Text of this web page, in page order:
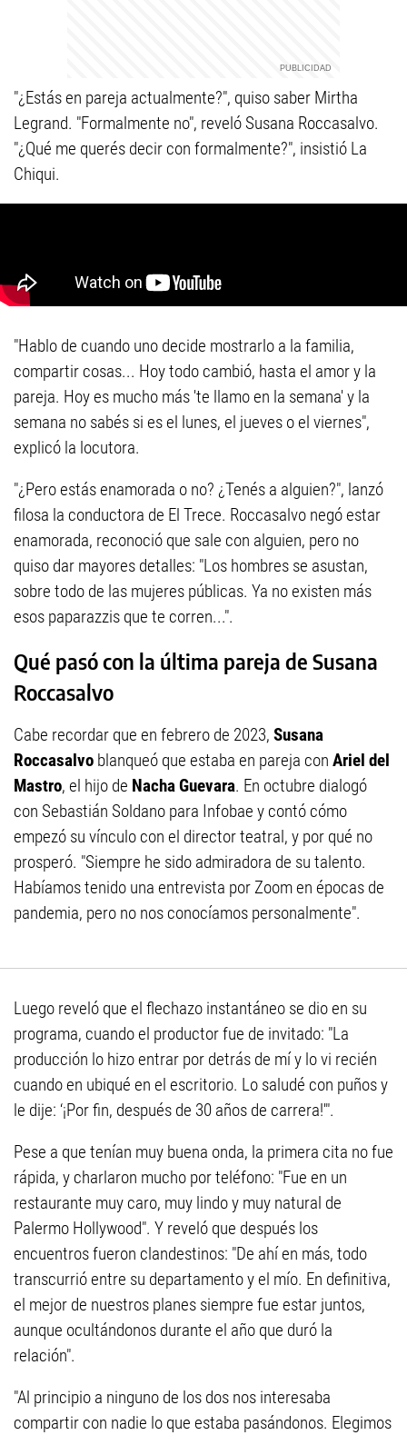
"¿Estás en pareja actualmente?", quiso saber Mirtha
Legrand. "Formalmente no", reveló Susana Roccasalvo.
"¿Qué me querés decir con formalmente?", insistió La
Chiqui.
"Hablo de cuando uno decide mostrarlo a la familia,
compartir cosas... Hoy todo cambió, hasta el amor y la
pareja. Hoy es mucho más 'te llamo en la semana' y la
semana no sabés si es el lunes, el jueves o el viernes",
explicó la locutora.
"¿Pero estás enamorada o no? ¿Tenés a alguien?", lanzó
filosa la conductora de El Trece. Roccasalvo negó estar
enamorada, reconoció que sale con alguien, pero no
quiso dar mayores detalles: "Los hombres se asustan,
sobre todo de las mujeres públicas. Ya no existen más
esos paparazzis que te corren...".
Qué pasó con la última pareja de Susana
Roccasalvo
Cabe recordar que en febrero de 2023, Susana
Roccasalvo blanqueó que estaba en pareja con Ariel del
Mastro, el hijo de Nacha Guevara. En octubre dialogó
con Sebastián Soldano para Infobae y contó cómo
empezó su vínculo con el director teatral, y por qué no
prosperó. "Siempre he sido admiradora de su talento.
Habíamos tenido una entrevista por Zoom en épocas de
pandemia, pero no nos conocíamos personalmente".
Luego reveló que el flechazo instantáneo se dio en su
programa, cuando el productor fue de invitado: "La
producción lo hizo entrar por detrás de mí y lo vi recién
cuando en ubiqué en el escritorio. Lo saludé con puños y
le dije: ‘¡Por fin, después de 30 años de carrera!'".
Pese a que tenían muy buena onda, la primera cita no fue
rápida, y charlaron mucho por teléfono: "Fue en un
restaurante muy caro, muy lindo y muy natural de
Palermo Hollywood". Y reveló que después los
encuentros fueron clandestinos: "De ahí en más, todo
transcurrió entre su departamento y el mío. En definitiva,
el mejor de nuestros planes siempre fue estar juntos,
aunque ocultándonos durante el año que duró la
relación".
"Al principio a ninguno de los dos nos interesaba
compartir con nadie lo que estaba pasándonos. Elegimos